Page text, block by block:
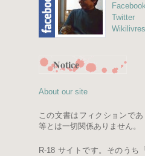
Facebook
Twitter
Notice
About our site
この文書はフィクションで
等とは一切関係ありません。
R-18 サイトです。そのうち